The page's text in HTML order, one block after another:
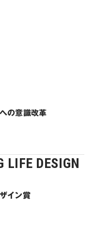
の意識改革
LIFE DESIGN
イン賞